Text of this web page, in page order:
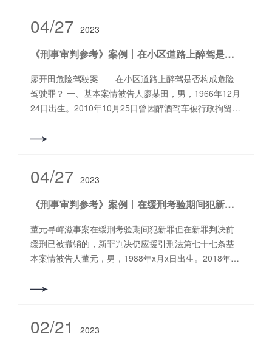
告人李秋发辩称，其不是主犯，是肖应文将房屋交给其
被告人肖应文为躲避债权人讨债及防止房屋被低价拍
卖，与周某某签订为期20年的虚假房屋租赁合同并伪造
第一个五年期的房屋租金支付记录，将位于武夷山市度
假区环岛西路的房屋（以下简称环岛西路房屋）交付给
决肖应文偿还李某等1人本金共计人民币2200万元（以下
人申请强制执行，法院受理后于2013年1至5月期间陆续
院对肖应文所有的环岛西路房屋进行二次评估拍卖，但
均因无人竞拍而流拍。 2017年5月25日，李秋发在法院
向其了解环岛西路房屋租金支付情况时，在法院调查笔
人周某某直接支付给肖应文，并收到肖应文书写的收
应文的授意下自行伪造了该笔租金收条来应付法
院。 2018年，李秋发因酒店经营失利，将环岛西路房屋
04/27 2023
《刑事审判参考》案例丨在小区道路上醉驾是否构成危险驾驶罪？
廖开田危险驾驶案——在小区道路上醉驾是否构成危险
驾驶罪？ 一、基本案情被告人廖某田，男，1966年12月
24日出生。2010年10月25日曾因醉酒驾车被行政拘留15
广西壮族自治区上思县人民检察院以被告人廖某田犯危
处罚。廖某田的辩护人提出：（1）廖某田酒后在小区内
罪情节轻微；（2）廖某田平时工作表现好，案发后积极
配合交警调查并主动赔偿被剐车辆损失，确有悔罪表
现，且其患有严重疾病，急需手术治疗，请求对其免予
刑事处罚。上思县人民法院经公开审理查明：被告人廖
廖某田酒后坐三轮车回到小区，发现三菱汽车停放的位
04/27 2023
《刑事审判参考》案例丨在缓刑考验期间犯新罪但在新罪判决前缓刑已被撤销的，新罪判决仍应援引刑法第七十七条
董元寻衅滋事案在缓刑考验期间犯新罪但在新罪判决前
缓刑已被撤销的，新罪判决仍应援引刑法第七十七条基
本案情被告人董元，男，1988年x月x日出生。2018年12
（2018）苏1182刑初310号刑事判决判处有期徒刑十个
犯寻衅滋事罪，向扬中市人民法院提起公诉。被告人董
02/21 2023